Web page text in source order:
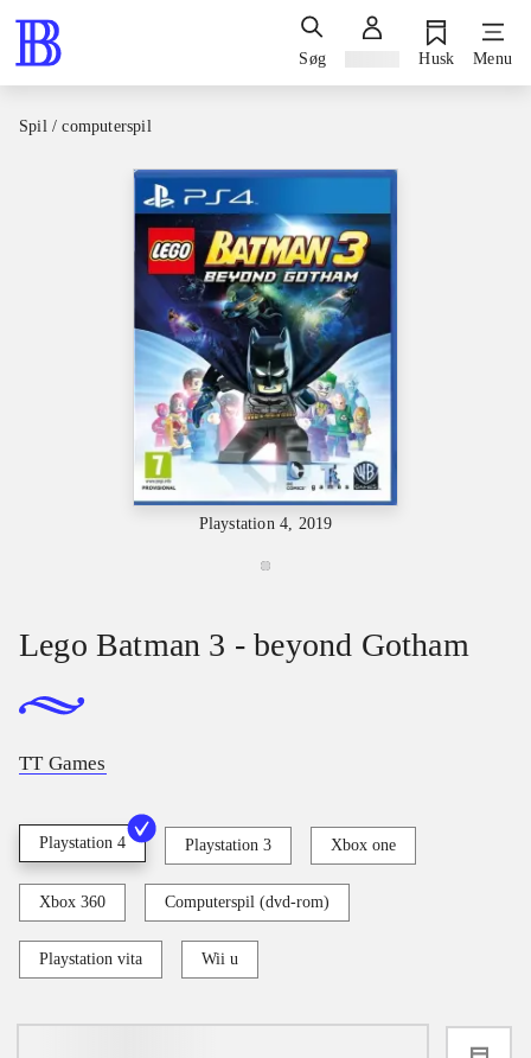
Søg Husk Menu
Spil / computerspil
Playstation 4, 2019
Lego Batman 3 - beyond Gotham
TT Games
Playstation 4 Playstation 3 Xbox one
Xbox 360 Computerspil (dvd-rom)
Playstation vita Wii u